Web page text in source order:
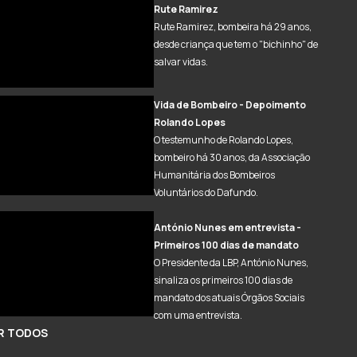
TODOS
Rute Ramirez
Rute Ramirez, bombeira há 29 anos,
desde criança que tem o "bichinho" de
salvar vidas.
Vida de Bombeiro - Depoimento
Rolando Lopes
O testemunho de Rolando Lopes,
bombeiro há 30 anos, da Associação
Humanitária dos Bombeiros
Voluntários do Dafundo.
António Nunes em entrevista -
Primeiros 100 dias de mandato
O Presidente da LBP, António Nunes,
sinaliza os primeiros 100 dias de
mandato dos atuais Órgãos Sociais
com uma entrevista.